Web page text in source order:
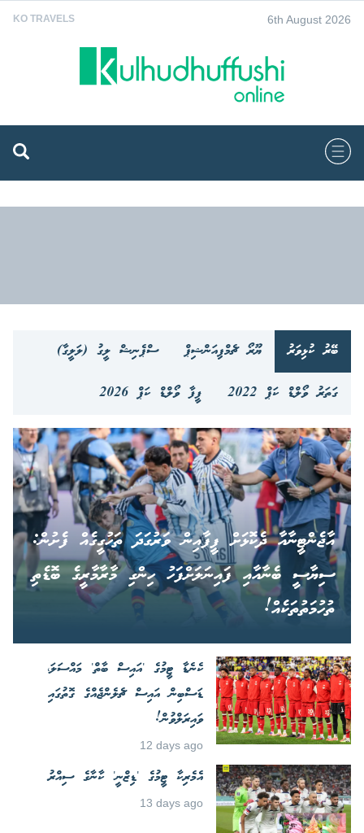
KO TRAVELS 6th August 2026
ބޭރު ކުޅިވަރު ޔޫރޯ ޗެމްޕިއަންޝިޕް
ސްޕެނިޝް ލީގު (ލަލީގާ)
ގަތަރު ވޯލްޑް ކަޕް 2022
ފީފާ ވޯލްޑް ކަޕް 2026
އާޖެންޓީނާއާ ދެކޮޅަށް ފީފާއިން ވަރުގަދަ ތަހުގީގެއް ފެށުން:
ސިޔާސީ ބެނާއާއި ފައިނަލަށްފަހު ހިންގި މާރާމާރީގެ ބޮޑެތި
ތުހުމަތުތަކެއް!
ކެނެޑާ ޓީމުގެ 'އައިސް ބާތް' މައްސަލަ،
ޑަސްބިން އައިސް ޗެލެންޖެއްގެ ގޮތުގައި
ވައިރަލްވުން!
12 days ago
އެމެރިކާ ޓީމުގެ 'ޑިޒްނީ' ކާނާގެ ސިއްރު
13 days ago